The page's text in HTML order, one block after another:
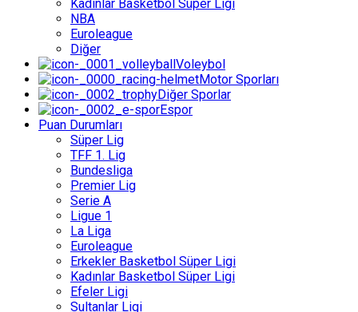
Kadınlar Basketbol Süper Ligi
NBA
Euroleague
Diğer
Voleybol
Motor Sporları
Diğer Sporlar
Espor
Puan Durumları
Süper Lig
TFF 1. Lig
Bundesliga
Premier Lig
Serie A
Ligue 1
La Liga
Euroleague
Erkekler Basketbol Süper Ligi
Kadınlar Basketbol Süper Ligi
Efeler Ligi
Sultanlar Ligi